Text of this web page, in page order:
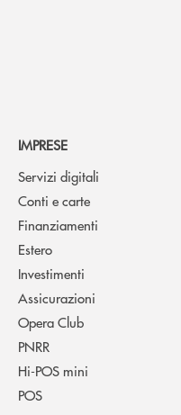
IMPRESE
Servizi digitali
Conti e carte
Finanziamenti
Estero
Investimenti
Assicurazioni
Opera Club
PNRR
Hi-POS mini
POS